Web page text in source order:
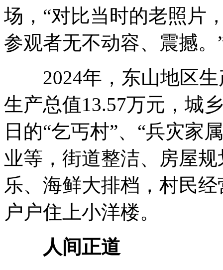
场，“对比当时的老照片
参观者无不动容、震撼。
2024年，东山地区生
生产总值13.57万元，城
日的“乞丐村”、“兵灾家
业等，街道整洁、房屋
乐、海鲜大排档，村民
户户住上小洋楼。
人间正道